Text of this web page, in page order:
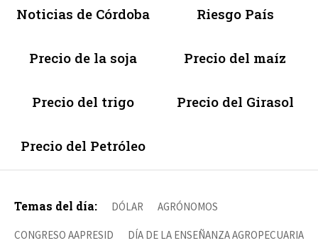
Noticias de Córdoba Riesgo País
Precio de la soja Precio del maíz
Precio del trigo Precio del Girasol
Precio del Petróleo
Temas del día: DÓLAR AGRÓNOMOS
CONGRESO AAPRESID DÍA DE LA ENSEÑANZA AGROPECUARIA